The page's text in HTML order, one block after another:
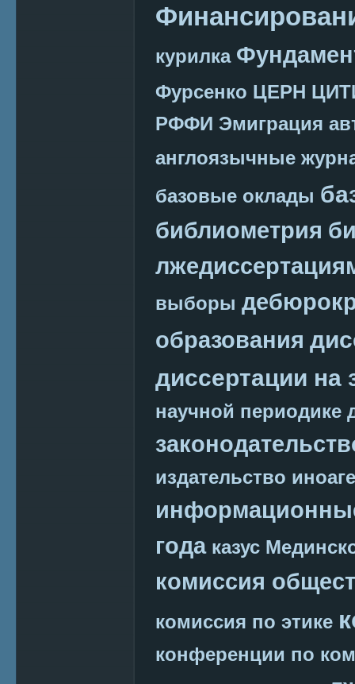
курилка
Фурсенко ЦЕРН
РФФИ Эмиграция
англоязычные
базовые оклады
библиометрия
выборы
образования
диссертации на
научной периодике
издательство
года казус
комиссия
комиссия по этике
конференции по